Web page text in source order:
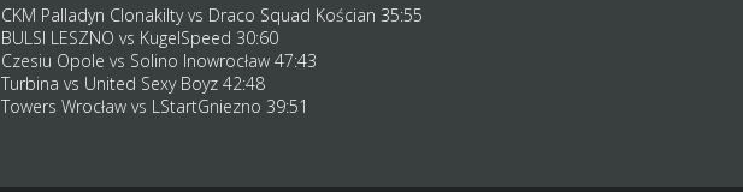
CKM Palladyn Clonakilty vs Draco Squad Kościan 35:55
BULSI LESZNO vs KugelSpeed 30:60
Czesiu Opole vs Solino Inowrocław 47:43
Turbina vs United Sexy Boyz 42:48
Towers Wrocław vs LStartGniezno 39:51